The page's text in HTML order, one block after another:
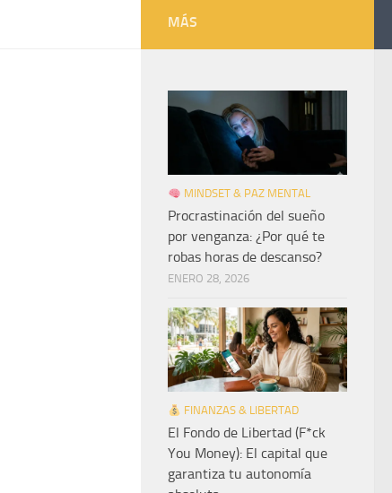
MÁS
MINDSET & PAZ MENTAL
Procrastinación del sueño
por venganza: ¿Por qué te
robas horas de descanso?
ENERO 28, 2026
FINANZAS & LIBERTAD
El Fondo de Libertad (F*ck
You Money): El capital que
garantiza tu autonomía